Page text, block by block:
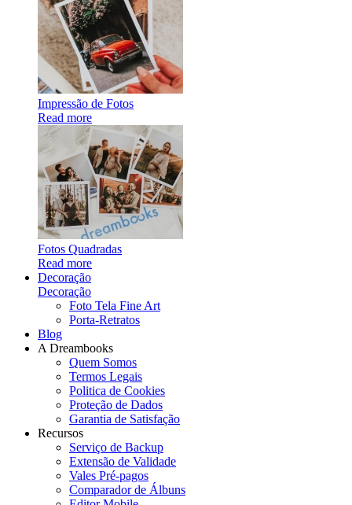
Impressão de Fotos
Read more
Fotos Quadradas
Read more
Decoração
Decoração
Foto Tela Fine Art
Porta-Retratos
Blog
A Dreambooks
Quem Somos
Termos Legais
Politica de Cookies
Proteção de Dados
Garantia de Satisfação
Recursos
Serviço de Backup
Extensão de Validade
Vales Pré-pagos
Comparador de Álbuns